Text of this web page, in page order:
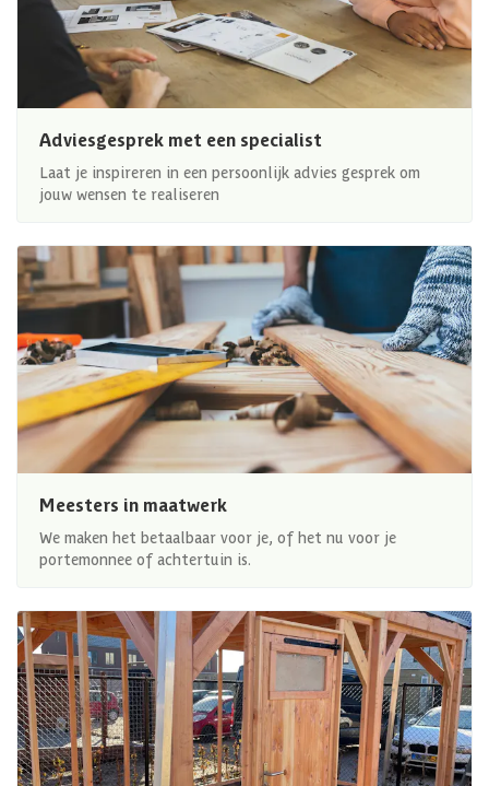
Adviesgesprek met een specialist
Laat je inspireren in een persoonlijk advies gesprek om
jouw wensen te realiseren
Meesters in maatwerk
We maken het betaalbaar voor je, of het nu voor je
portemonnee of achtertuin is.